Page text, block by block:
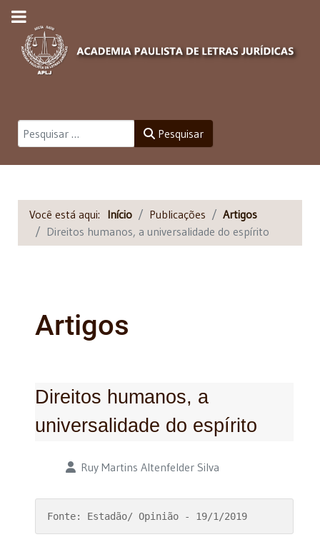
Pesquisar Pesquisar
Você está aqui: Início Publicações
Artigos
Direitos humanos, a universalidade do espírito
Artigos
Direitos humanos, a
universalidade do espírito
Detalhes Ruy Martins Altenfelder Silva
Fonte: Estadão/ Opinião - 19/1/2019